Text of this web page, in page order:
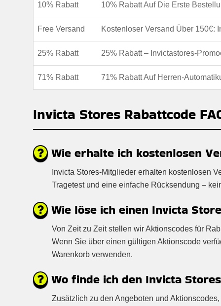
10% Rabatt 10% Rabatt Auf Die Erste
Free Versand Kostenloser Versand Über 150€:
25% Rabatt 25% Rabatt – Invictastores-
71% Rabatt 71% Rabatt Auf Herren-
Invicta Stores Rabattcode
Wie erhalte ich kostenlosen
Invicta Stores-Mitglieder erhalten kostenlosen
Tragetest und eine einfache Rücksendung –
Wie löse ich einen Invicta
Von Zeit zu Zeit stellen wir Aktionscodes für
Wenn Sie über einen gültigen Aktionscode
Warenkorb verwenden.
Wo finde ich den Invicta
Zusätzlich zu den Angeboten und